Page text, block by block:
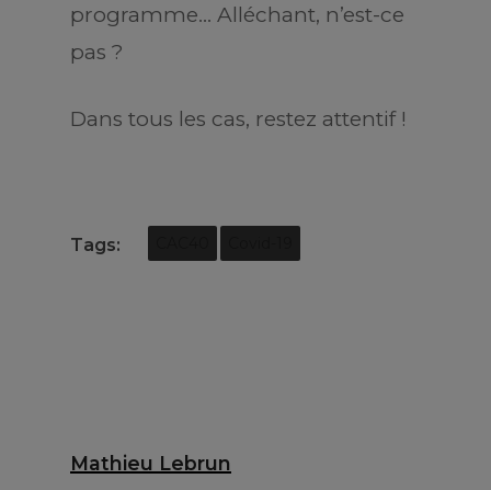
programme… Alléchant, n’est-ce
pas ?
Dans tous les cas, restez attentif !
Tags:
Mathieu Lebrun